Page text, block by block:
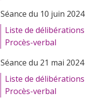
Séance du 10 juin 2024
Liste de délibérations
Procès-verbal
Séance du 21 mai 2024
Liste de délibérations
Procès-verbal